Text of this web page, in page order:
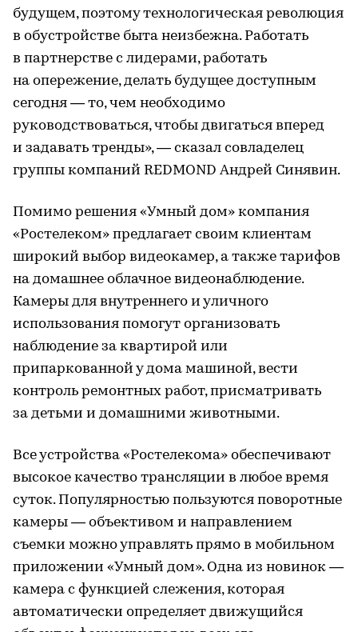
будущем, поэтому технологическая революция
в обустройстве быта неизбежна. Работать
в партнерстве с лидерами, работать
на опережение, делать будущее доступным
сегодня — то, чем необходимо
руководствоваться, чтобы двигаться вперед
и задавать тренды», — сказал совладелец
группы компаний REDMOND Андрей Синявин.
Помимо решения «Умный дом» компания
«Ростелеком» предлагает своим клиентам
широкий выбор видеокамер, а также тарифов
на домашнее облачное видеонаблюдение.
Камеры для внутреннего и уличного
использования помогут организовать
наблюдение за квартирой или
припаркованной у дома машиной, вести
контроль ремонтных работ, присматривать
за детьми и домашними животными.
Все устройства «Ростелекома» обеспечивают
высокое качество трансляции в любое время
суток. Популярностью пользуются поворотные
камеры — объективом и направлением
съемки можно управлять прямо в мобильном
приложении «Умный дом». Одна из новинок —
камера с функцией слежения, которая
автоматически определяет движущийся